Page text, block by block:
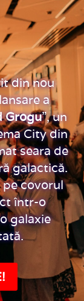
din nou
a
Grogu”, un
City din
seara de
galactică.
pe covorul
într-o
galaxie